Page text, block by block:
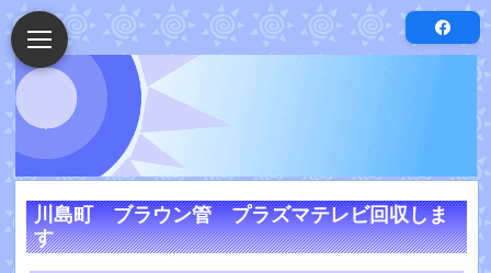
川島町 ブラウン管 プラズマテレビ回収しま
す